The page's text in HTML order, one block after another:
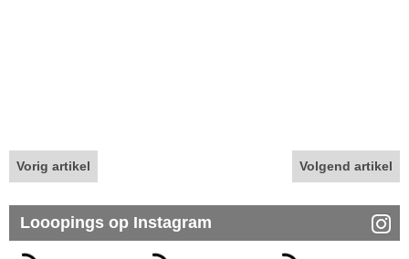
Vorig artikel Volgend artikel
Looopings op Instagram